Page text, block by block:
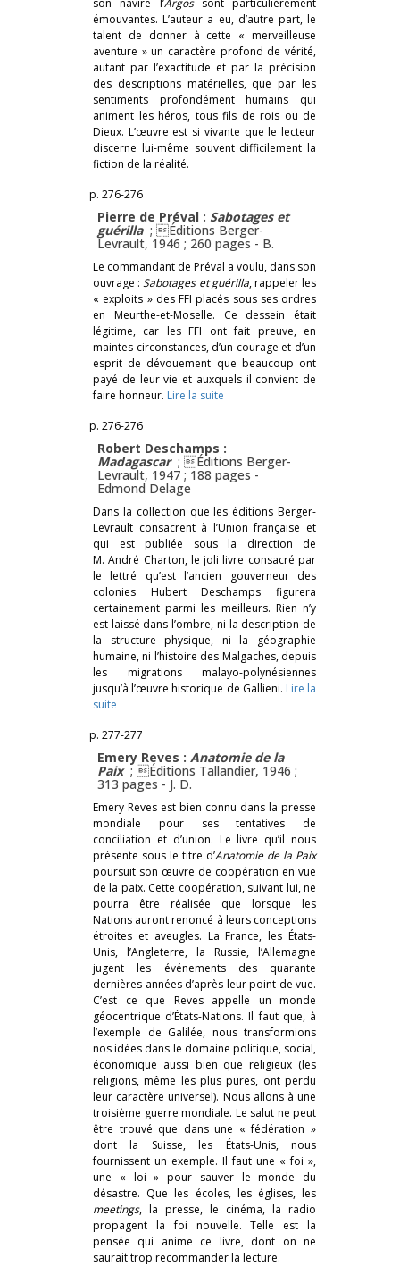
émouvantes. L’auteur a eu, d’autre part, le
talent de donner à cette « merveilleuse
aventure » un caractère profond de vérité,
autant par l’exactitude et par la précision
des descriptions matérielles, que par les
sentiments profondément humains qui
animent les héros, tous fils de rois ou de
Dieux. L’œuvre est si vivante que le lecteur
discerne lui-même souvent difficilement la
fiction de la réalité.
p. 276-276
Pierre de Préval : Sabotages et
guérilla ; Éditions Berger-
Levrault, 1946 ; 260 pages - B.
Le commandant de Préval a voulu, dans son
ouvrage :Sabotages et guérilla, rappeler les
« exploits » des FFI placés sous ses ordres
en Meurthe-et-Moselle. Ce dessein était
légitime, car les FFI ont fait preuve, en
maintes circonstances, d’un courage et d’un
esprit de dévouement que beaucoup ont
payé de leur vie et auxquels il convient de
faire honneur. Lire la suite
p. 276-276
Robert Deschamps :
Madagascar ; Éditions Berger-
Levrault, 1947 ; 188 pages -
Edmond Delage
Dans la collection que les éditions Berger-
Levrault consacrent à l’Union française et
qui est publiée sous la direction de
M. André Charton, le joli livre consacré par
le lettré qu’est l’ancien gouverneur des
colonies Hubert Deschamps figurera
certainement parmi les meilleurs. Rien n’y
est laissé dans l’ombre, ni la description de
la structure physique, ni la géographie
humaine, ni l’histoire des Malgaches, depuis
les migrations malayo-polynésiennes
jusqu’à l’œuvre historique de Gallieni. Lire la
suite
p. 277-277
Emery Reves : Anatomie de la
Paix ; Éditions Tallandier, 1946 ;
313 pages - J. D.
Emery Reves est bien connu dans la presse
mondiale pour ses tentatives de
conciliation et d’union. Le livre qu’il nous
présente sous le titre d’Anatomie de la Paix
poursuit son œuvre de coopération en vue
de la paix. Cette coopération, suivant lui, ne
pourra être réalisée que lorsque les
Nations auront renoncé à leurs conceptions
étroites et aveugles. La France, les États-
Unis, l’Angleterre, la Russie, l’Allemagne
jugent les événements des quarante
dernières années d’après leur point de vue.
C’est ce que Reves appelle un monde
géocentrique d’États-Nations. Il faut que, à
l’exemple de Galilée, nous transformions
nos idées dans le domaine politique, social,
économique aussi bien que religieux (les
religions, même les plus pures, ont perdu
leur caractère universel). Nous allons à une
troisième guerre mondiale. Le salut ne peut
être trouvé que dans une « fédération »
dont la Suisse, les États-Unis, nous
fournissent un exemple. Il faut une « foi »,
une « loi » pour sauver le monde du
désastre. Que les écoles, les églises, les
meetings, la presse, le cinéma, la radio
propagent la foi nouvelle. Telle est la
pensée qui anime ce livre, dont on ne
saurait trop recommander la lecture.